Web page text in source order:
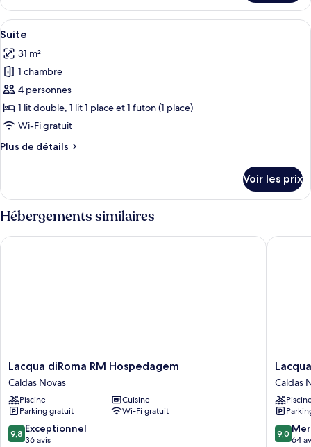
le
type
de
Appartement
Afficher
toutes
les
photos
pour
ce
type
chambre :
21
Suite
31 m²
1 chambre
4 personnes
1 lit double, 1 lit 1 place et 1 futon (1 place)
Wi-Fi gratuit
Plus de détails
Plus
le
type
de
chambre
Suite
Voir les prix
Hébergements similaires
Lacqua
diRoma
RM
Hospedagem
Caldas
Novas
Lacqua diRoma RM Hospedagem
Caldas Novas
Piscine
Cuisine
Parking gratuit
Wi-Fi gratuit
9.8
sur
9,8 Exceptionnel
36 avis
Lacqua diRoma RM Hospedagem
Lacqua
diRoma
RM
Caldas
Novas
Caldas
9.0
sur
9,0
64
Lacqua